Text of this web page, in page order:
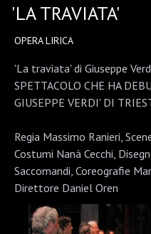
'LA TRAVIATA'
OPERA LIRICA
'La traviata' di Giuseppe
SPETTACOLO CHE HA
GIUSEPPE VERDI' DI
Regia Massimo Ranieri,
Costumi Nanà Cecchi,
Saccomandi, Coreografie
Direttore Daniel Oren